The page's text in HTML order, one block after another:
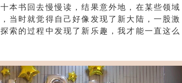
本书回去慢慢读，结果意外地，在某些领域
当时就觉得自己好像发现了新大陆，一股激
索的过程中发现了新乐趣，我才能一直这么